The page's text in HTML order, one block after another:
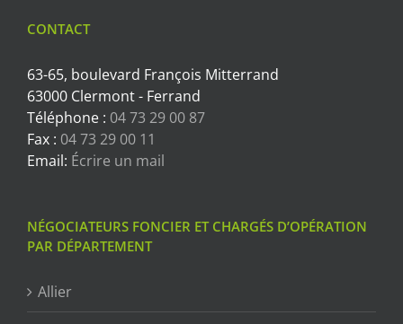
CONTACT
63-65, boulevard François Mitterrand
63000 Clermont - Ferrand
Téléphone : 04 73 29 00 87
Fax : 04 73 29 00 11
Email: Écrire un mail
NÉGOCIATEURS FONCIER ET CHARGÉS D’OPÉRATION
PAR DÉPARTEMENT
Allier